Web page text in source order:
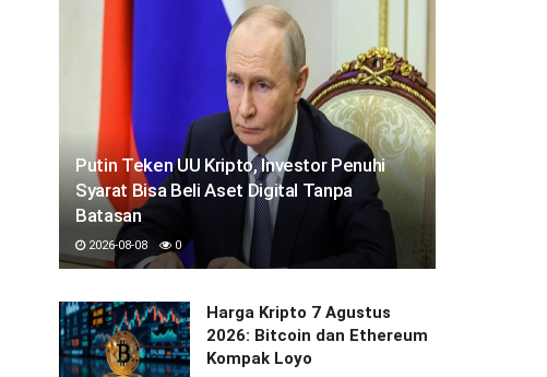
Putin Teken UU Kripto, Investor Penuhi
Syarat Bisa Beli Aset Digital Tanpa
Batasan
2026-08-08 0
Harga Kripto 7 Agustus
2026: Bitcoin dan Ethereum
Kompak Loyo